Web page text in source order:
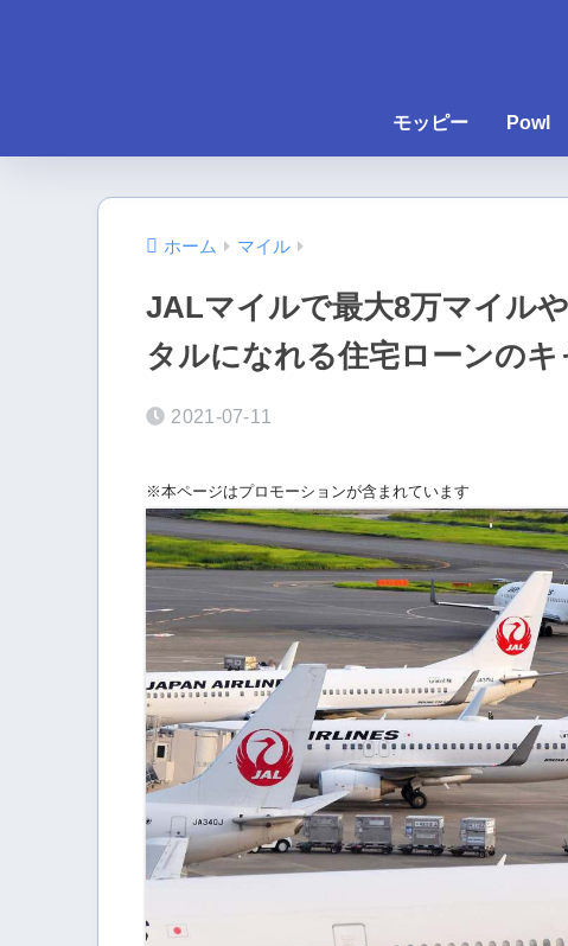
モッピー Powl
ホーム マイル
JALマイルで最大8万マイル
タルになれる住宅ローンの
2021-07-11
※本ページはプロモーションが含まれています